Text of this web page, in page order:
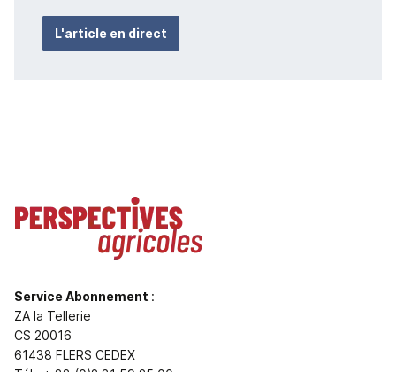
L'article en direct
Service Abonnement :
ZA la Tellerie
CS 20016
61438 FLERS CEDEX